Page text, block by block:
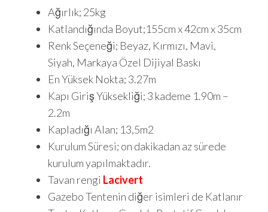
Ağırlık; 25kg
Katlandığında Boyut;155cm x 42cm x 35cm
Renk Seçeneği; Beyaz, Kırmızı, Mavi,
Siyah, Markaya Özel Dijiyal Baskı
En Yüksek Nokta; 3.27m
Kapı Giriş Yüksekliği; 3 kademe 1.90m –
2.2m
Kapladığı Alan; 13,5m2
Kurulum Süresi; on dakikadan az sürede
kurulum yapılmaktadır.
Tavan rengi Lacivert
Gazebo Tentenin diğer isimleri de Katlanır